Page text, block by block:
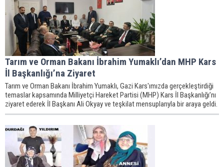
Tarım ve Orman Bakanı İbrahim Yumaklı’dan MHP Kars
İl Başkanlığı’na Ziyaret
Tarım ve Orman Bakanı İbrahim Yumaklı, Gazi Kars'ımızda gerçekleştirdiği
temaslar kapsamında Milliyetçi Hareket Partisi (MHP) Kars İl Başkanlığı’nı
ziyaret ederek İl Başkanı Ali Okyay ve teşkilat mensuplarıyla bir araya geldi.